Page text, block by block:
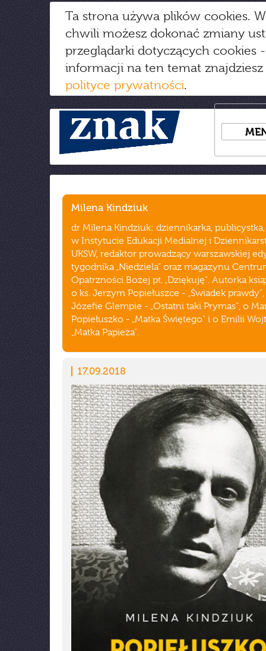
Ta strona używa plików cookies.
chwili możesz dokonać zmiany
przeglądarki dotyczących cookies
informacji na ten temat
polityce prywatności.
Milena Kindziuk
dr Milena Kindziuk: dziennikarka,
w Instytucie Edukacji Medialnej i
UKSW, redaktor prowadzący warszawskiej
tygodnika „Niedziela" oraz magazynu
Opatrzności Bożej pt. „Dziękuję". Autorka
o ks. Jerzym Popiełuszce - „Świadek
Józefie Glempie - „Ostatni taki Prymas", o
Popiełuszko - „Matka Świętego" i o Emilii
„Matka Papieża".
17.09.2018